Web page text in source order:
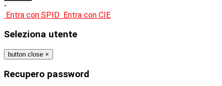
-
Entra con SPID Entra con CIE
Seleziona utente
button close ×
Recupero password